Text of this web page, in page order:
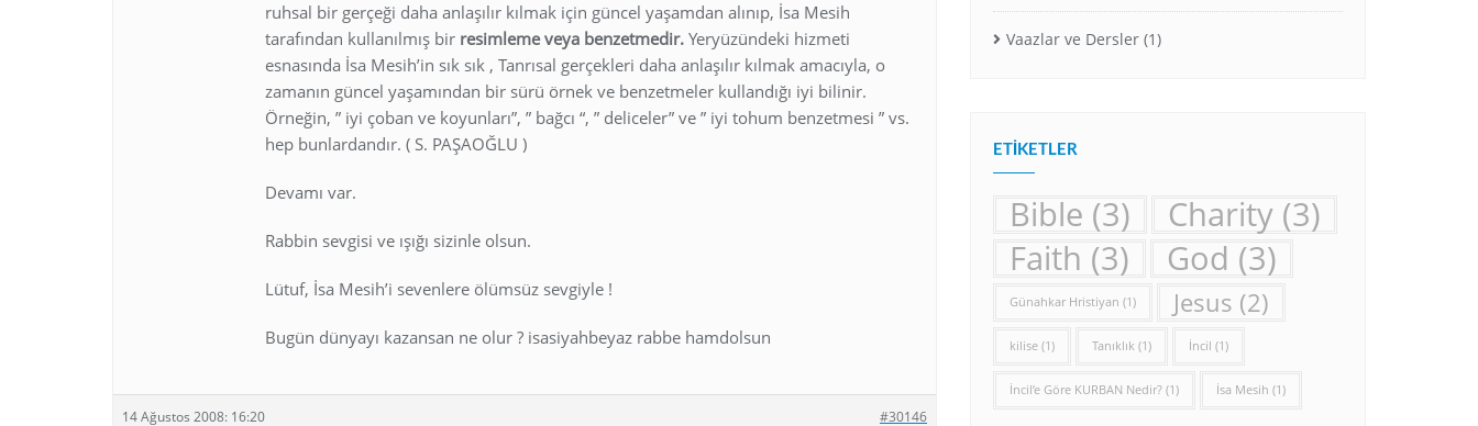
ruhsal bir gerçeği daha anlaşılır kılmak için güncel yaşamdan alınıp, İsa Mesih
tarafından kullanılmış bir resimleme veya benzetmedir. Yeryüzündeki hizmeti
esnasında İsa Mesih’in sık sık , Tanrısal gerçekleri daha anlaşılır kılmak amacıyla, o
zamanın güncel yaşamından bir sürü örnek ve benzetmeler kullandığı iyi bilinir.
Örneğin, ” iyi çoban ve koyunları”, ” bağcı “, ” deliceler” ve ” iyi tohum benzetmesi ” vs.
hep bunlardandır. ( S. PAŞAOĞLU )
Devamı var.
Rabbin sevgisi ve ışığı sizinle olsun.
Lütuf, İsa Mesih’i sevenlere ölümsüz sevgiyle !
Bugün dünyayı kazansan ne olur ? isasiyahbeyaz rabbe hamdolsun
14 Ağustos 2008: 16:20 #30146
Vaazlar ve Dersler (1)
ETIKETLER
Bible (3) Charity (3)
Faith (3) God (3)
Günahkar Hristiyan (1) Jesus (2)
kilise (1) Tanıklık (1) İncil (1)
İncil’e Göre KURBAN Nedir? (1) İsa Mesih (1)